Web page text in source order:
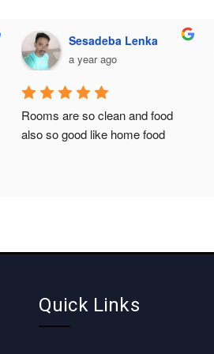
Sesadeba Lenka
a year ago
Rooms are so clean and food
also so good like home food
Quick Links